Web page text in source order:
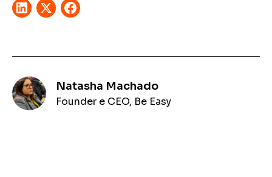
Natasha Machado
Founder e CEO, Be Easy